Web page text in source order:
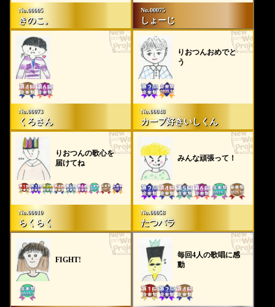
No.00005
きのこ。
No.00075
しょーじ
No.00073
くろさん
りおつんおめでと
う
No.00048
カープ好きいしくん
りおつんの歌心を
届けてね
No.00010
らくらく
みんな頑張って！
No.00058
たつバラ
FIGHT!
毎回4人の歌唱に感
動